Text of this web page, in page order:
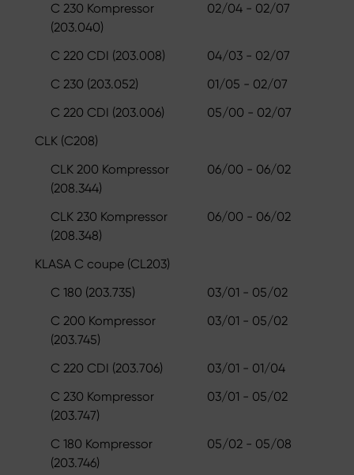
C 230 Kompressor
(203.040)
02/04 - 02/07
C 220 CDI (203.008)
04/03 - 02/07
C 230 (203.052)
01/05 - 02/07
C 220 CDI (203.006)
05/00 - 02/07
CLK (C208)
CLK 200 Kompressor
(208.344)
06/00 - 06/02
CLK 230 Kompressor
(208.348)
06/00 - 06/02
KLASA C coupe (CL203)
C 180 (203.735)
03/01 - 05/02
C 200 Kompressor
(203.745)
03/01 - 05/02
C 220 CDI (203.706)
03/01 - 01/04
C 230 Kompressor
(203.747)
03/01 - 05/02
C 180 Kompressor
(203.746)
05/02 - 05/08